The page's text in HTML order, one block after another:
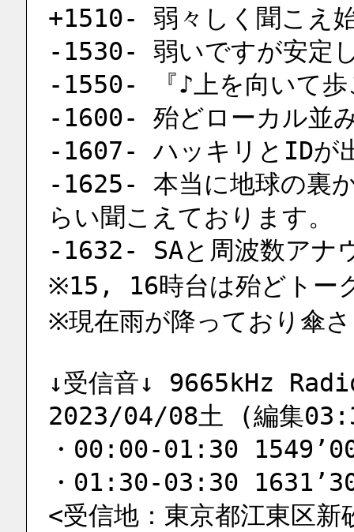
+1510- 弱々しく聞こえ
-1530- 弱いですが安定
-1550- 『♪上を向いて歩
-1600- 殆どローカル並
-1607- ハッキリとIDが
-1625- 本当に地球の裏
らい聞こえております。
-1632- SAと周波数アナ
※15, 16時台は殆どトー
※現在雨が降っており傘
↓受信音↓ 9665kHz
2023/04/08土 (編集
・00:00-01:30
・01:30-03:30
<受信地：東京都江東区